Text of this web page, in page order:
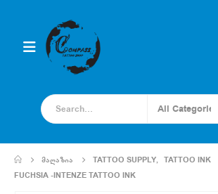
ᲛᲐᲦᲐᲖᲘᲐ TATTOO SUPPLY, TATTOO INK
FUCHSIA -INTENZE TATTOO INK